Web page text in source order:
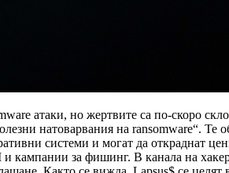
атаки, но жертвите са по-скоро
натоварвания на ransomware“.
системи и могат да откраднат
за фишинг. В канала на